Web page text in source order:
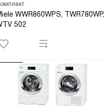
WWR860WPS, TWR780WP,
502